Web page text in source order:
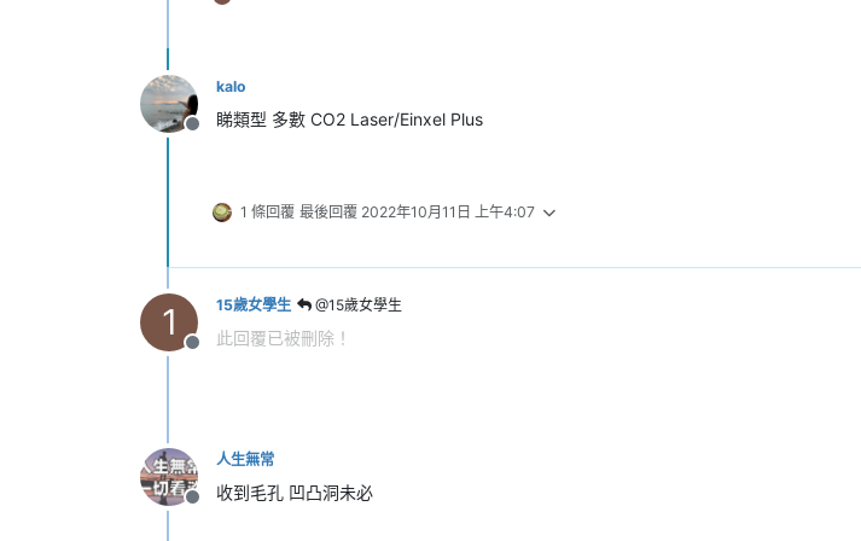
離線
kalo
睇類型 多數 CO2 Laser/Einxel Plus
1 條回覆 最後回覆 2022年10月11日 上午4:07
1
離線
15歲女學生 @15歲女學生
此回覆已被刪除！
離線
人生無常
收到毛孔 凹凸洞未必